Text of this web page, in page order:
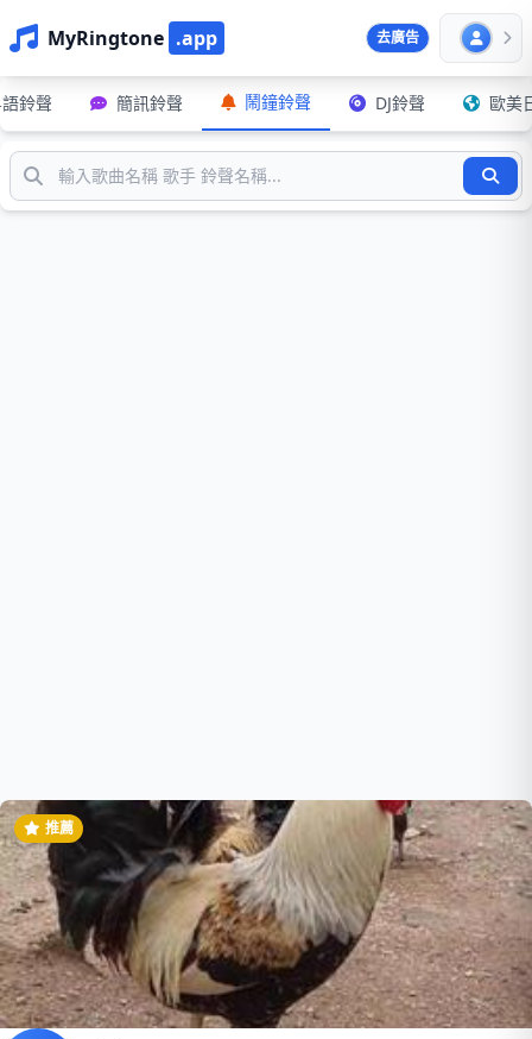
MyRingtone .app 去廣告
鈴聲 簡訊鈴聲 鬧鐘鈴聲 DJ鈴聲 歐美
推薦